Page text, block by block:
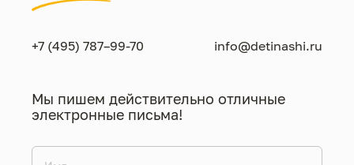
+7 (495) 787–99-70 info@detinashi.ru
Мы пишем действительно отличные
электронные письма!